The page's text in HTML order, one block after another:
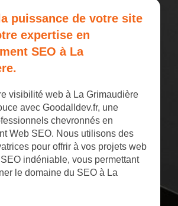
puissance de votre site
expertise en
SEO à La
visibilité web à La Grimaudière
avec Goodalldev.fr, une
chevronnés en
Web SEO. Nous utilisons des
pour offrir à vos projets web
indéniable, vous permettant
le domaine du SEO à La